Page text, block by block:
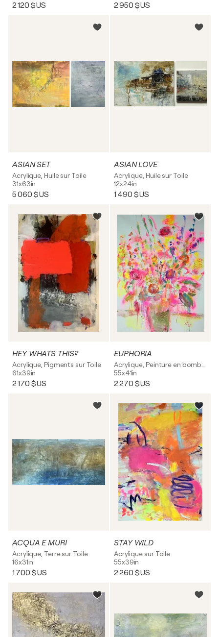
2 120 $US 2 950 $US
ASIAN SET
Acrylique, Huile sur Toile
31x63in
5 060 $US
ASIAN LOVE
Acrylique, Huile sur Toile
12x24in
1 490 $US
HEY WHAT`S THIS?
Acrylique, Pigments sur Toile
61x39in
2 170 $US
EUPHORIA
55x41in
2 270 $US
ACQUA E MURI
Acrylique, Terre sur Toile
16x31in
1 700 $US
STAY WILD
Acrylique sur Toile
55x39in
2 260 $US